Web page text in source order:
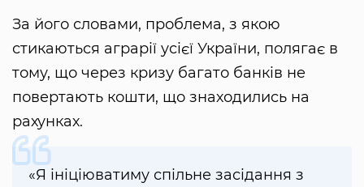
За його словами, проблема, з якою
стикаються аграрії усієї України, полягає в
тому, що через кризу багато банків не
повертають кошти, що знаходились на
рахунках.
«Я ініціюватиму спільне засідання з